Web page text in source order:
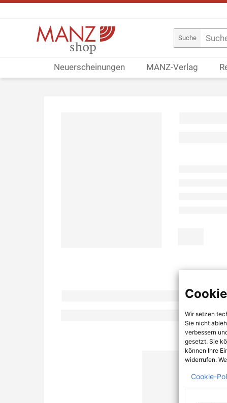
Suche
Neuerscheinungen MANZ-Verlag
Wir setzen
Sie nicht
verbessern
gesetzt. Sie
können Ihre
widerrufen.
Cookie-